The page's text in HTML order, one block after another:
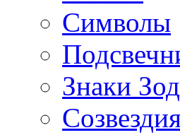
Символы
Знаки